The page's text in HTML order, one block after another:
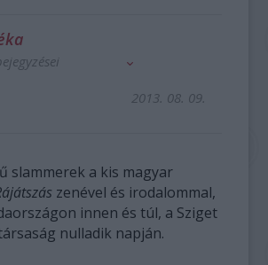
2013. 08. 09.
slammerek a kis magyar
zenével és irodalommal,
innen és túl, a Sziget
nulladik napján.